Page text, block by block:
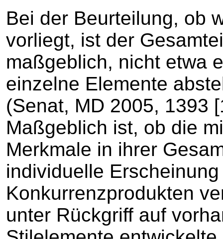
Bei der Beurteilung, ob
vorliegt, ist der
maßgeblich, nicht etwa
einzelne Elemente
(Senat, MD 2005, 1393
Maßgeblich ist, ob die
Merkmale in ihrer
individuelle
Konkurrenzprodukten
unter Rückgriff auf